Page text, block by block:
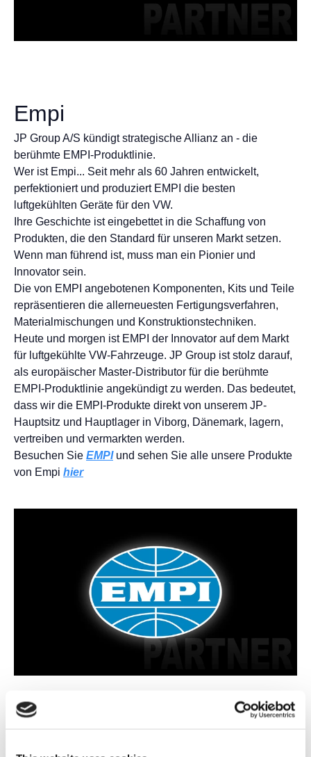
Empi
JP Group A/S kündigt strategische Allianz an - die
berühmte EMPI-Produktlinie.
Wer ist Empi... Seit mehr als 60 Jahren entwickelt,
perfektioniert und produziert EMPI die besten
luftgekühlten Geräte für den VW.
Ihre Geschichte ist eingebettet in die Schaffung von
Produkten, die den Standard für unseren Markt setzen.
Wenn man führend ist, muss man ein Pionier und
Innovator sein.
Die von EMPI angebotenen Komponenten, Kits und Teile
repräsentieren die allerneuesten Fertigungsverfahren,
Materialmischungen und Konstruktionstechniken.
Heute und morgen ist EMPI der Innovator auf dem Markt
für luftgekühlte VW-Fahrzeuge. JP Group ist stolz darauf,
als europäischer Master-Distributor für die berühmte
EMPI-Produktlinie angekündigt zu werden. Das bedeutet,
dass wir die EMPI-Produkte direkt von unserem JP-
Hauptsitz und Hauptlager in Viborg, Dänemark, lagern,
vertreiben und vermarkten werden.
Besuchen Sie EMPIund sehen Sie alle unsere Produkte
von Empi hier
TecAlliance